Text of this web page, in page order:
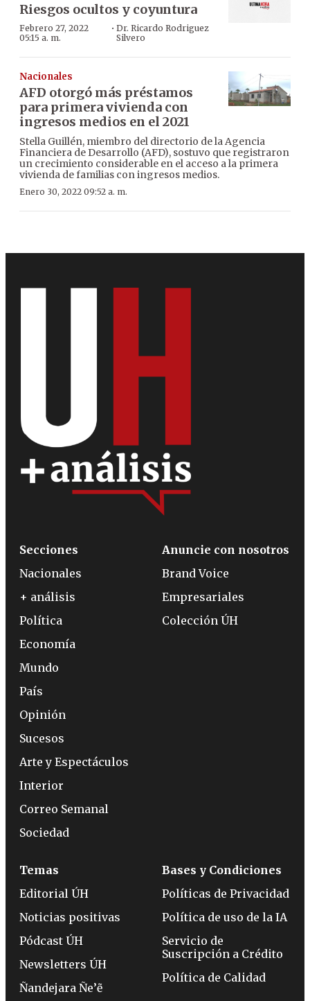
Riesgos ocultos y coyuntura
Febrero 27, 2022
05:15 a. m.
· Dr. Ricardo Rodriguez
Silvero
Nacionales
AFD otorgó más préstamos
para primera vivienda con
ingresos medios en el 2021
Stella Guillén, miembro del directorio de la Agencia
Financiera de Desarrollo (AFD), sostuvo que registraron
un crecimiento considerable en el acceso a la primera
vivienda de familias con ingresos medios.
Enero 30, 2022 09:52 a. m.
Secciones
Nacionales
+ análisis
Política
Economía
Mundo
País
Opinión
Sucesos
Arte y Espectáculos
Interior
Correo Semanal
Sociedad
Anuncie con nosotros
Brand Voice
Empresariales
Colección ÚH
Temas
Editorial ÚH
Noticias positivas
Pódcast ÚH
Newsletters ÚH
Ñandejara Ñe’ẽ
Bases y Condiciones
Políticas de Privacidad
Política de uso de la IA
Servicio de
Suscripción a Crédito
Política de Calidad